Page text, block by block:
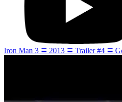
Iron Man 3 ≣ 2013 ≣ Trailer #4 ≣